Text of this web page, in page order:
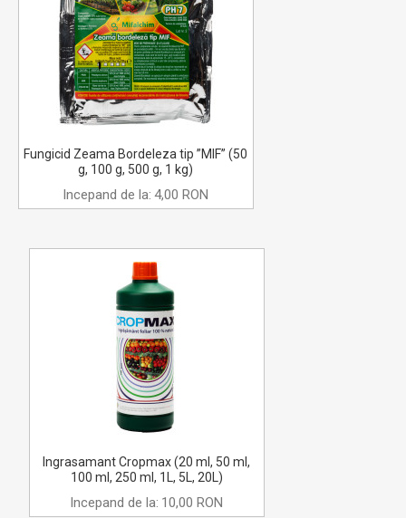
Fungicid Zeama Bordeleza tip ”MIF” (50
g, 100 g, 500 g, 1 kg)
Incepand de la: 4,00 RON
Ingrasamant Cropmax (20 ml, 50 ml,
100 ml, 250 ml, 1L, 5L, 20L)
Incepand de la: 10,00 RON